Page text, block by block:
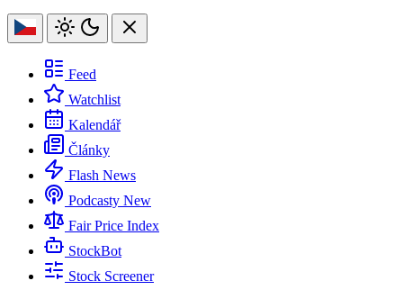
Feed
Watchlist
Kalendář
Články
Flash News
Podcasty New
Fair Price Index
StockBot
Stock Screener